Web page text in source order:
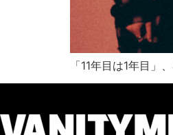
「11年目は1年目」